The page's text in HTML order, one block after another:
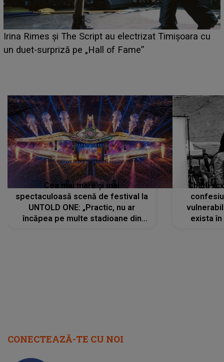
cu
HOROSCOP 6 august 2026. Zodia care are
câștige mai mulți bani. O oportunitate
Cea mai mare și mai
spectaculoasă scenă de festival la
UNTOLD ONE: „Practic, nu ar
încăpea pe multe stadioane din
Charli
exista
CONECTEAZĂ-TE CU NOI